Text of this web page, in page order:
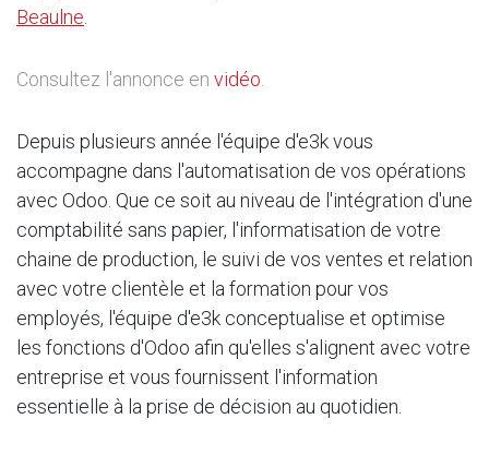
Beaulne
Consultez l'annonce en vidéo
Depuis plusieurs année l'équipe d'e3k vous
accompagne dans l'automatisation de vos opérations
avec Odoo. Que ce soit au niveau de l'intégration d'une
comptabilité sans papier, l'informatisation de votre
chaine de production, le suivi de vos ventes et relation
avec votre clientèle et la formation pour vos
employés, l'équipe d'e3k conceptualise et optimise
les fonctions d'Odoo afin qu'elles s'alignent avec votre
entreprise et vous fournissent l'information
essentielle à la prise de décision au quotidien.